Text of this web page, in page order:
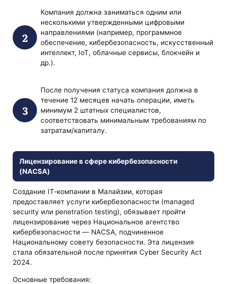
Компания должна заниматься одним или
несколькими утвержденными цифровыми
направлениями (например, программное
обеспечение, кибербезопасность, искусственный
интеллект, IoT, облачные сервисы, блокчейн и
др.).
После получения статуса компания должна в
течение 12 месяцев начать операции, иметь
минимум 2 штатных специалистов,
соответствовать минимальным требованиям по
затратам/капиталу.
Лицензирование в сфере кибербезопасности
(NACSA)
Создание IT‑компании в Малайзии, которая
предоставляет услуги кибербезопасности (managed
security или penetration testing), обязывает пройти
лицензирование через Национальное агентство
кибербезопасности — NACSA, подчиненное
Национальному совету безопасности. Эта лицензия
стала обязательной после принятия Cyber Security Act
2024.
Основные требования: